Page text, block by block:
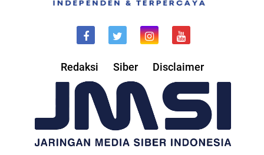
Redaksi Siber Disclaimer